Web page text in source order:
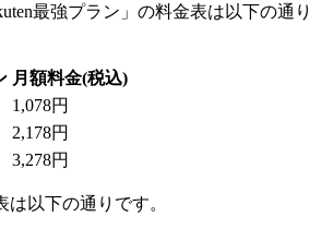
最強プラン」の料金表は以下の通り
月額料金(税込)
1,078円
2,178円
3,278円
以下の通りです。